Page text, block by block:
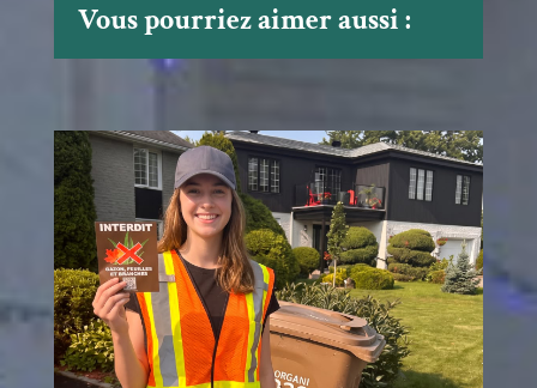
Vous pourriez aimer aussi :